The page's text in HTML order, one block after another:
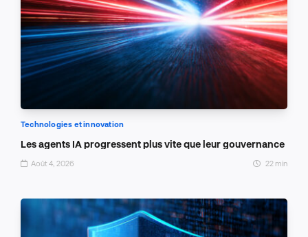
Technologies et innovation
Les agents IA progressent plus vite que leur gouvernance
Août 4, 2026 22 min